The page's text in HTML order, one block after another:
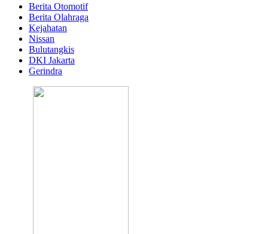
Berita Otomotif
Berita Olahraga
Kejahatan
Nissan
Bulutangkis
DKI Jakarta
Gerindra